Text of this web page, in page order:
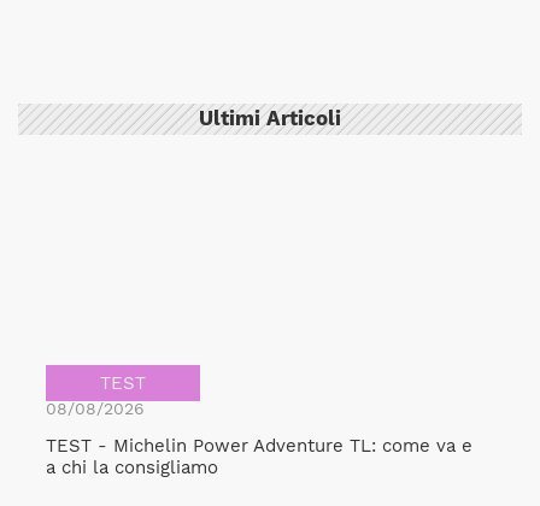
Ultimi Articoli
TEST
08/08/2026
TEST - Michelin Power Adventure TL: come va e
a chi la consigliamo